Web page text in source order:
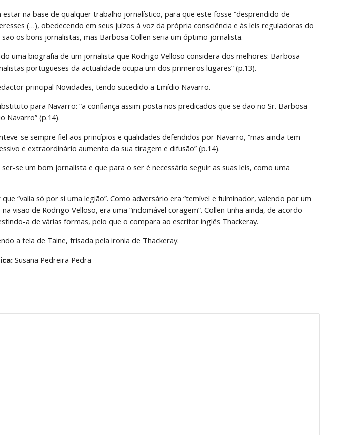
estar na base de qualquer trabalho jornalístico, para que este fosse “desprendido de
(…), obedecendo em seus juízos à voz da própria consciência e às leis reguladoras do
os bons jornalistas, mas Barbosa Collen seria um óptimo jornalista.
uma biografia de um jornalista que Rodrigo Velloso considera dos melhores: Barbosa
portugueses da actualidade ocupa um dos primeiros lugares” (p.13).
principal Novidades, tendo sucedido a Emídio Navarro.
para Navarro: “a confiança assim posta nos predicados que se dão no Sr. Barbosa
Navarro” (p.14).
se sempre fiel aos princípios e qualidades defendidos por Navarro, “mas ainda tem
e extraordinário aumento da sua tiragem e difusão” (p.14).
se um bom jornalista e que para o ser é necessário seguir as suas leis, como uma
“valia só por si uma legião”. Como adversário era “temível e fulminador, valendo por um
visão de Rodrigo Velloso, era uma “indomável coragem”. Collen tinha ainda, de acordo
a de várias formas, pelo que o compara ao escritor inglês Thackeray.
a tela de Taine, frisada pela ironia de Thackeray.
Susana Pedreira Pedra